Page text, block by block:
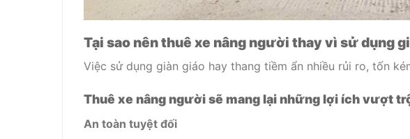
Tại sao nên thuê xe nâng người thay vì sử dụng
Việc sử dụng giàn giáo hay thang tiềm ẩn nhiều rủi ro, tốn
Thuê xe nâng người sẽ mang lại những lợi ích vượt
An toàn tuyệt đối